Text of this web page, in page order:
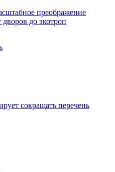
преображение
до экотроп
сокращать перечень